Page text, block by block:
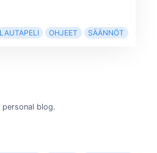
LAUTAPELI OHJEET SÄÄNNÖT
personal blog.